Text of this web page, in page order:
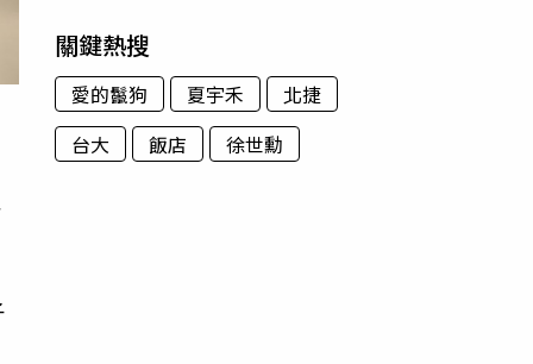
關鍵熱搜
愛的鬣狗 夏宇禾
北捷
台大
飯店 徐世勳